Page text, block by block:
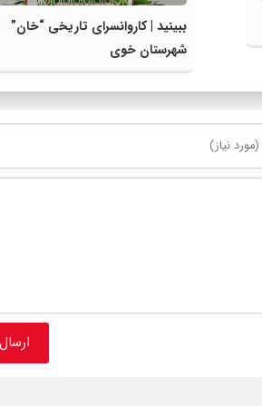
ببینید | کاروانسرای تاریخی “خان”
شهرستان خوی